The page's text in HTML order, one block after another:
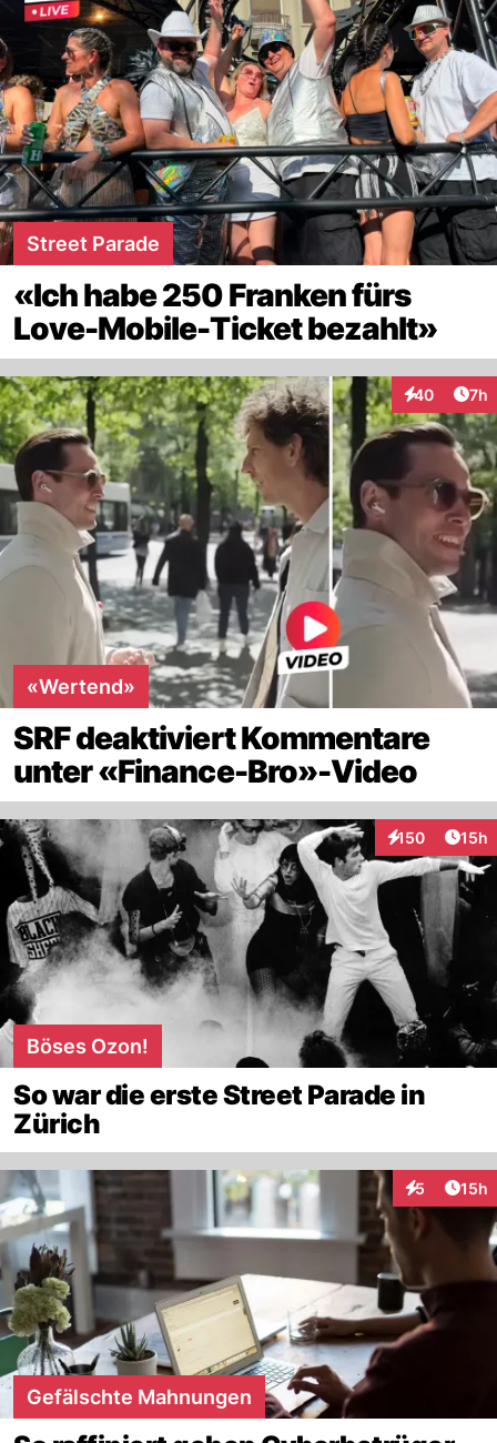
Street Parade
«Ich habe 250 Franken fürs
Love-Mobile-Ticket bezahlt»
40
Interaktionen
7h
«Wertend»
SRF deaktiviert Kommentare
unter «Finance-Bro»-Video
150
Interaktionen
15h
Böses Ozon!
So war die erste Street Parade in
Zürich
5
Interaktionen
15h
Gefälschte Mahnungen